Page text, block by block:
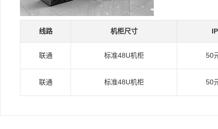
线路 机柜尺寸
联通 标准48U机柜 50
联通 标准48U机柜 50